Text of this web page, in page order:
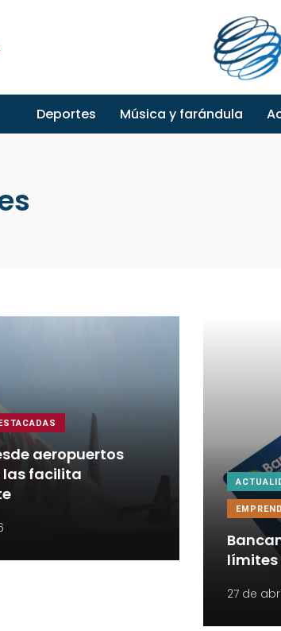
Deportes Música y farándula
aeropuertos
las facilita
límites
27 de